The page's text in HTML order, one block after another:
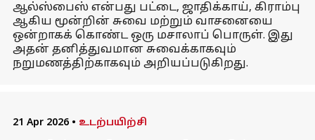
ஆல்ஸ்பைஸ் என்பது பட்டை, ஜாதிக்காய், கிராம்பு
ஆகிய மூன்றின் சுவை மற்றும் வாசனையை
ஒன்றாகக் கொண்ட ஒரு மசாலாப் பொருள். இது
அதன் தனித்துவமான சுவைக்காகவும்
நறுமணத்திற்காகவும் அறியப்படுகிறது.
21 Apr 2026 • உடற்பயிற்சி